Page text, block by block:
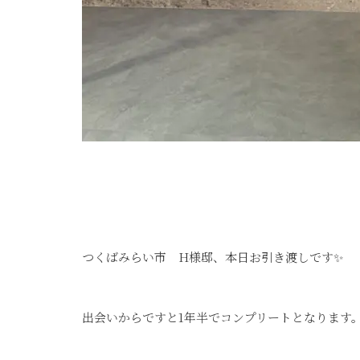
つくばみらい市 H様邸、本日お引き渡しです✨
出会いからですと1年半でコンプリートとなります